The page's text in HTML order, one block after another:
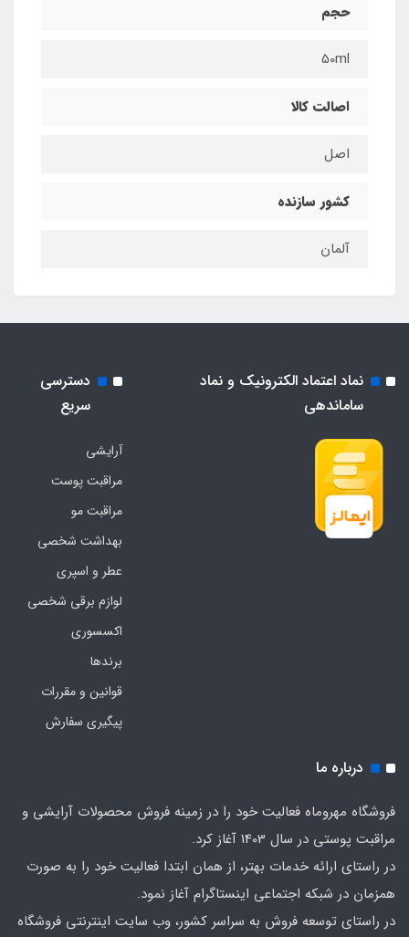
حجم
50ml
اصالت کالا
اصل
کشور سازنده
آلمان
نماد اعتماد الکترونیک و نماد
ساماندهی
دسترسی
سریع
آرایشی
مراقبت پوست
مراقبت مو
بهداشت شخصی
عطر و اسپری
لوازم برقی شخصی
اکسسوری
برندها
قوانین و مقررات
پیگیری سفارش
درباره ما
فروشگاه مهروماه فعالیت خود را در زمینه فروش محصولات آرایشی و
مراقبت پوستی در سال 1403 آغاز کرد.
در راستای ارائه خدمات بهتر، از همان ابتدا فعالیت خود را به صورت
همزمان در شبکه اجتماعی اینستاگرام آغاز نمود.
در راستای توسعه فروش به سراسر کشور، وب سایت اینترنتی فروشگاه